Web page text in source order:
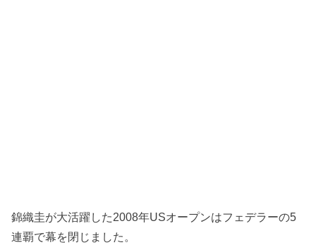
錦織圭が大活躍した2008年USオープンはフェデラーの5
連覇で幕を閉じました。